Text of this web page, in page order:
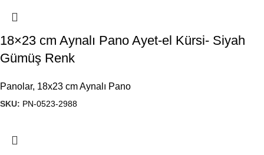
18×23 cm Aynalı Pano Ayet-el Kürsi- Siyah
Gümüş Renk
Panolar, 18x23 cm Aynalı Pano
SKU: PN-0523-2988